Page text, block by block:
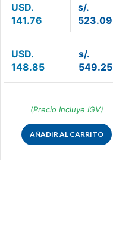
USD.
141.76
s/.
523.09
USD.
148.85
s/.
549.25
(Precio Incluye IGV)
AÑADIR AL CARRITO